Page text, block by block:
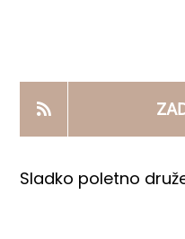
PRODAJNI IZDELKI
AKTUALNO
Sladko poletno